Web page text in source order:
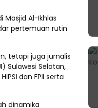
Masjid Al-Ikhlas
pertemuan rutin
tetapi juga jurnalis
Sulawesi Selatan,
dan FPII serta
dinamika